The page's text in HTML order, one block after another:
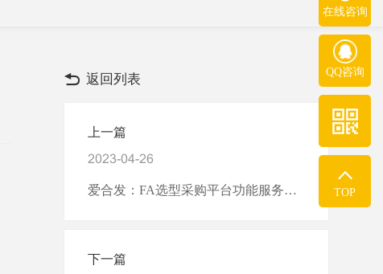
返回列表
上一篇
2023-04-26
爱合发：FA选型采购平台功能服务介绍
下一篇
在线咨询
QQ咨询
TOP